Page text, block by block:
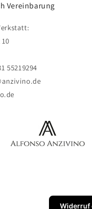
Vereinbarung
55219294
Widerruf